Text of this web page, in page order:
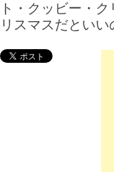
ト・クッビー・
リスマスだとい